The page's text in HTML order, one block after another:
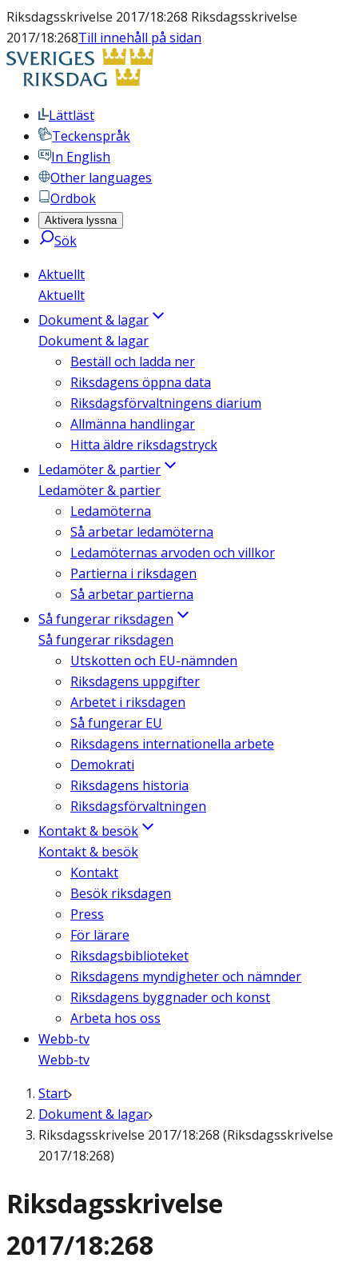
Riksdagsskrivelse 2017/18:268 Riksdagsskrivelse
2017/18:268Till innehåll på sidan
Lättläst
Teckenspråk
In English
Other languages
Ordbok
Aktivera lyssna
Sök
Aktuellt
Aktuellt
Dokument & lagar
Dokument & lagar
Beställ och ladda ner
Riksdagens öppna data
Riksdagsförvaltningens diarium
Allmänna handlingar
Hitta äldre riksdagstryck
Ledamöter & partier
Ledamöter & partier
Ledamöterna
Så arbetar ledamöterna
Ledamöternas arvoden och villkor
Partierna i riksdagen
Så arbetar partierna
Så fungerar riksdagen
Så fungerar riksdagen
Utskotten och EU-nämnden
Riksdagens uppgifter
Arbetet i riksdagen
Så fungerar EU
Riksdagens internationella arbete
Demokrati
Riksdagens historia
Riksdagsförvaltningen
Kontakt & besök
Kontakt & besök
Kontakt
Besök riksdagen
Press
För lärare
Riksdagsbiblioteket
Riksdagens myndigheter och nämnder
Riksdagens byggnader och konst
Arbeta hos oss
Webb-tv
Webb-tv
Start
Dokument & lagar
Riksdagsskrivelse 2017/18:268 (Riksdagsskrivelse
2017/18:268)
Riksdagsskrivelse
2017/18:268